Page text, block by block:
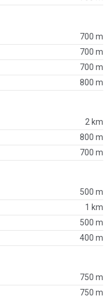
700 m
700 m
700 m
800 m
2 km
800 m
700 m
500 m
1 km
500 m
400 m
750 m
750 m